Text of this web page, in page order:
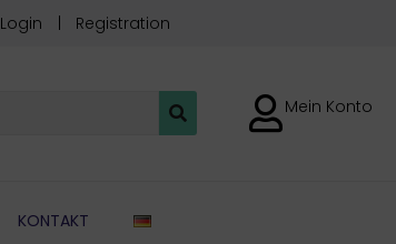
Login Registration
Mein Konto
KONTAKT